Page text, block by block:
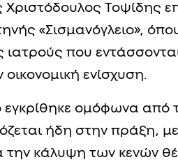
Τοψίδης
«Σισμανόγλειο»,
ιατρούς που
ενίσχυση.
εγκρίθηκε ομόφωνα από
ήδη στην πράξη,
την κάλυψη των κενών